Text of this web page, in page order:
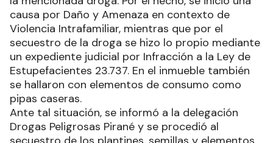
causa por Daño y Amenaza en contexto de
Violencia Intrafamiliar, mientras que por el
secuestro de la droga se hizo lo propio mediante
un expediente judicial por Infracción a la Ley de
Estupefacientes 23.737. En el inmueble también
se hallaron con elementos de consumo como
pipas caseras.
Ante tal situación, se informó a la delegación
Drogas Peligrosas Pirané y se procedió al